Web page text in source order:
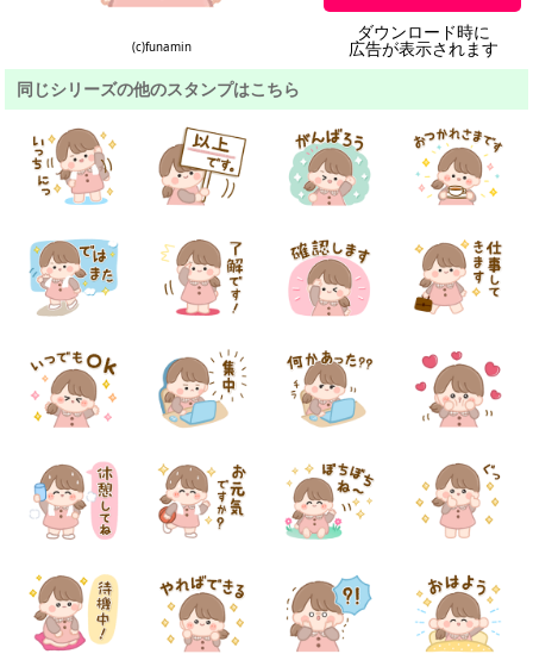
(c)funamin
ダウンロード時に
広告が表示されます
同じシリーズの他のスタンプはこちら